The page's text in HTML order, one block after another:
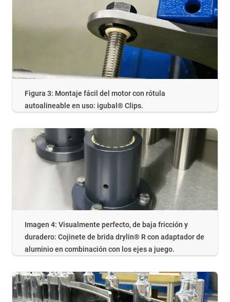
Figura 3: Montaje fácil del motor con rótula
autoalineable en uso: igubal® Clips.
Imagen 4: Visualmente perfecto, de baja fricción y
duradero: Cojinete de brida drylin® R con adaptador de
aluminio en combinación con los ejes a juego.